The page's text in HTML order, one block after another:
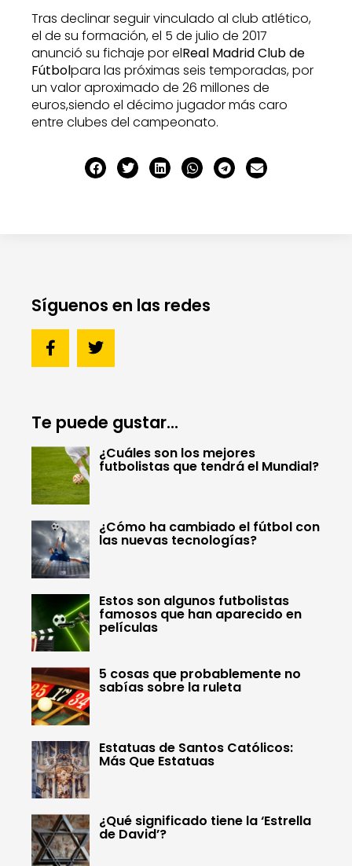
Tras declinar seguir vinculado al club atlético,
el de su formación, el 5 de julio de 2017
anunció su fichaje por elReal Madrid Club de
Fútbolpara las próximas seis temporadas, por
un valor aproximado de 26 millones de
euros,siendo el décimo jugador más caro
entre clubes del campeonato.
Síguenos en las redes
Te puede gustar...
¿Cuáles son los mejores
futbolistas que tendrá el Mundial?
¿Cómo ha cambiado el fútbol con
las nuevas tecnologías?
Estos son algunos futbolistas
famosos que han aparecido en
películas
5 cosas que probablemente no
sabías sobre la ruleta
Estatuas de Santos Católicos:
Más Que Estatuas
¿Qué significado tiene la ‘Estrella
de David’?